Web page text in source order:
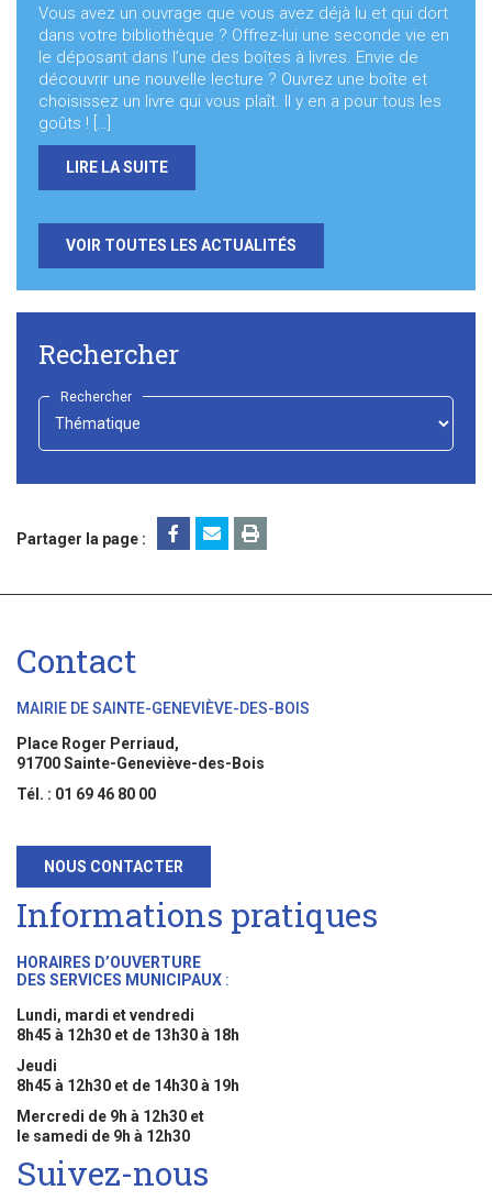
Vous avez un ouvrage que vous avez déjà lu et qui dort
dans votre bibliothèque ? Offrez-lui une seconde vie en
le déposant dans l’une des boîtes à livres. Envie de
découvrir une nouvelle lecture ? Ouvrez une boîte et
choisissez un livre qui vous plaît. Il y en a pour tous les
goûts ! […]
LIRE LA SUITE
VOIR TOUTES LES ACTUALITÉS
Rechercher
Rechercher
Choisir
Partager la page :
Contact
MAIRIE DE SAINTE-GENEVIÈVE-DES-BOIS
Place Roger Perriaud,
91700 Sainte-Geneviève-des-Bois
Tél. : 01 69 46 80 00
NOUS CONTACTER
Informations pratiques
HORAIRES D’OUVERTURE
DES SERVICES MUNICIPAUX :
Lundi, mardi et vendredi
8h45 à 12h30 et de 13h30 à 18h
Jeudi
8h45 à 12h30 et de 14h30 à 19h
Mercredi de 9h à 12h30 et
le samedi de 9h à 12h30
Suivez-nous